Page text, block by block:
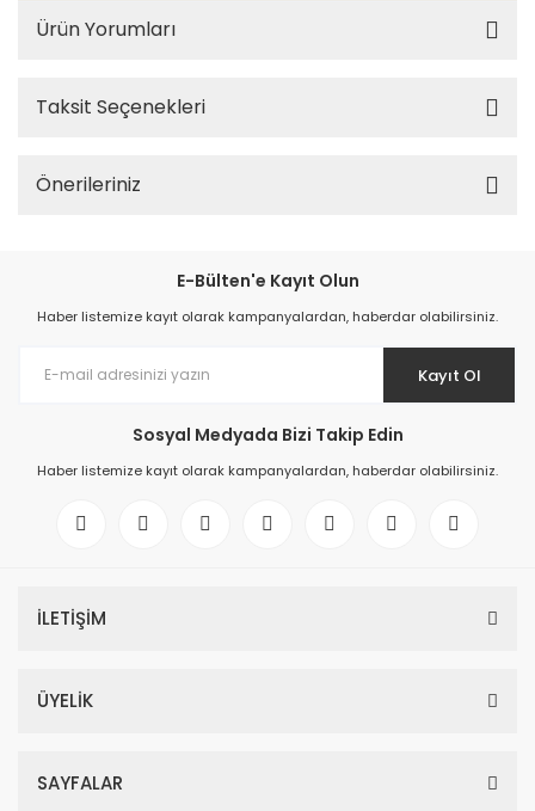
Ürün Yorumları
Taksit Seçenekleri
Önerileriniz
E-Bülten'e Kayıt Olun
Haber listemize kayıt olarak kampanyalardan, haberdar olabilirsiniz.
Kayıt Ol
Sosyal Medyada Bizi Takip Edin
Haber listemize kayıt olarak kampanyalardan, haberdar olabilirsiniz.
İLETİŞİM
ÜYELİK
SAYFALAR